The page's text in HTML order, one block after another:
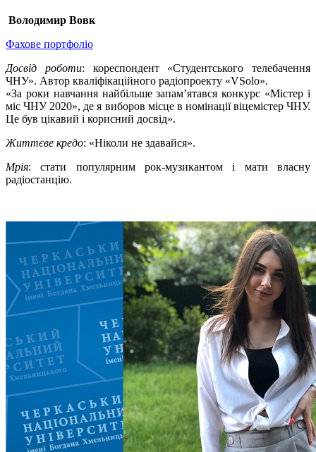
Володимир Вовк
Фахове портфоліо
Досвід роботи: кореспондент «Студентського телебачення
ЧНУ». Автор кваліфікаційного радіопроекту «VSolo».
«За роки навчання найбільше запам’ятався конкурс «Містер і
міс ЧНУ 2020», де я виборов місце в номінації віцемістер ЧНУ.
Це був цікавий і корисний досвід».
Життєве кредо: «Ніколи не здавайся».
Мрія: стати популярним рок-музикантом і мати власну
радіостанцію.